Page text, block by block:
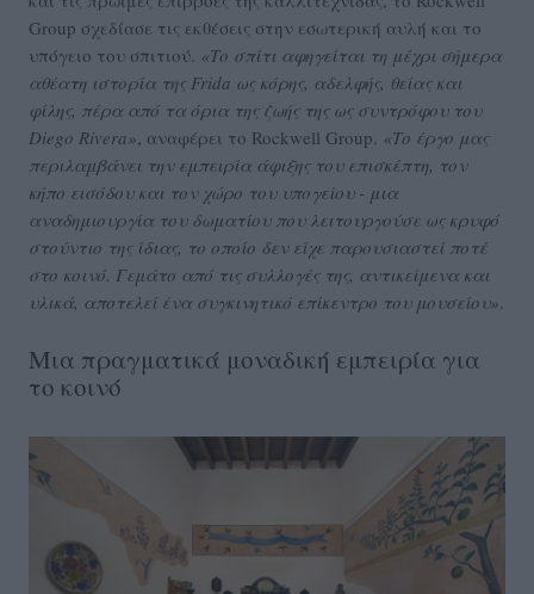
Group σχεδίασε τις εκθέσεις στην εσωτερική αυλή και το
υπόγειο του σπιτιού. «Το σπίτι αφηγείται τη μέχρι σήμερα
αθέατη ιστορία της Frida ως κόρης, αδελφής, θείας και
φίλης, πέρα από τα όρια της ζωής της ως συντρόφου του
Diego Rivera» , αναφέρει το Rockwell Group. «Το έργο μας
περιλαμβάνει την εμπειρία άφιξης του επισκέπτη, τον
κήπο εισόδου και τον χώρο του υπογείου - μια
αναδημιουργία του δωματίου που λειτουργούσε ως κρυφό
στούντιο της ίδιας, το οποίο δεν είχε παρουσιαστεί ποτέ
στο κοινό. Γεμάτο από τις συλλογές της, αντικείμενα και
υλικά, αποτελεί ένα συγκινητικό επίκεντρο του μουσείου»
Μια πραγματικά μοναδική εμπειρία για
το κοινό